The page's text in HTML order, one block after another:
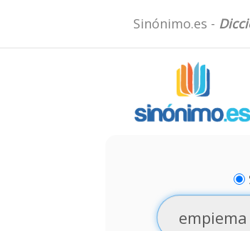
Sinónimo.es -